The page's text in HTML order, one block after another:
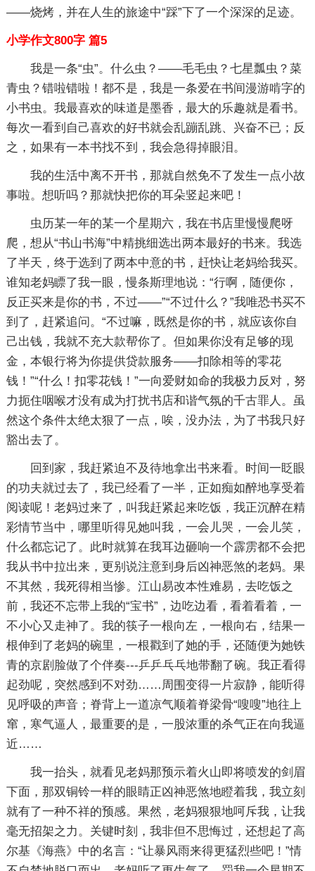
——烧烤，并在人生的旅途中“踩”下了一个深深的足迹。
小学作文800字 篇5
我是一条“虫”。什么虫？——毛毛虫？七星瓢虫？菜
青虫？错啦错啦！都不是，我是一条爱在书间漫游啃字的
小书虫。我最喜欢的味道是墨香，最大的乐趣就是看书。
每次一看到自己喜欢的好书就会乱蹦乱跳、兴奋不已；反
之，如果有一本书找不到，我会急得掉眼泪。
我的生活中离不开书，那就自然免不了发生一点小故
事啦。想听吗？那就快把你的耳朵竖起来吧！
虫历某一年的某一个星期六，我在书店里慢慢爬呀
爬，想从“书山书海”中精挑细选出两本最好的书来。我选
了半天，终于选到了两本中意的书，赶快让老妈给我买。
谁知老妈瞟了我一眼，慢条斯理地说：“行啊，随便你，
反正买来是你的书，不过——”“不过什么？”我唯恐书买不
到了，赶紧追问。“不过嘛，既然是你的书，就应该你自
己出钱，我就不充大款帮你了。但如果你没有足够的现
金，本银行将为你提供贷款服务——扣除相等的零花
钱！”“什么！扣零花钱！”一向爱财如命的我极力反对，努
力扼住咽喉才没有成为打扰书店和谐气氛的千古罪人。虽
然这个条件太绝太狠了一点，唉，没办法，为了书我只好
豁出去了。
回到家，我赶紧迫不及待地拿出书来看。时间一眨眼
的功夫就过去了，我已经看了一半，正如痴如醉地享受着
阅读呢！老妈过来了，叫我赶紧起来吃饭，我正沉醉在精
彩情节当中，哪里听得见她叫我，一会儿哭，一会儿笑，
什么都忘记了。此时就算在我耳边砸响一个霹雳都不会把
我从书中拉出来，更别说注意到身后凶神恶煞的老妈。果
不其然，我死得相当惨。江山易改本性难易，去吃饭之
前，我还不忘带上我的“宝书”，边吃边看，看着看着，一
不小心又走神了。我的筷子一根向左，一根向右，结果一
根伸到了老妈的碗里，一根戳到了她的手，还随便为她铁
青的京剧脸做了个伴奏---乒乒乓乓地带翻了碗。我正看得
起劲呢，突然感到不对劲……周围变得一片寂静，能听得
见呼吸的声音；脊背上一道凉气顺着脊梁骨“嗖嗖”地往上
窜，寒气逼人，最重要的是，一股浓重的杀气正在向我逼
近……
我一抬头，就看见老妈那预示着火山即将喷发的剑眉
下面，那双铜铃一样的眼睛正凶神恶煞地瞪着我，我立刻
就有了一种不祥的预感。果然，老妈狠狠地呵斥我，让我
毫无招架之力。关键时刻，我非但不思悔过，还想起了高
尔基《海燕》中的名言：“让暴风雨来得更猛烈些吧！”情